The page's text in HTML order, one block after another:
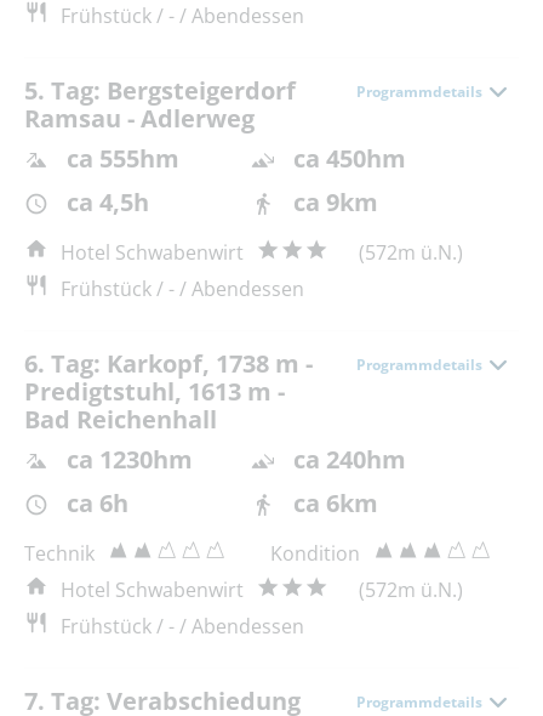
Frühstück / - / Abendessen
5. Tag: Bergsteigerdorf
Ramsau - Adlerweg
Programmdetails
ca 555hm
ca 450hm
ca 4,5h
ca 9km
Hotel Schwabenwirt
(572m ü.N.)
Frühstück / - / Abendessen
6. Tag: Karkopf, 1738 m -
Predigtstuhl, 1613 m -
Bad Reichenhall
Programmdetails
ca 1230hm
ca 240hm
ca 6h
ca 6km
Technik
Kondition
Hotel Schwabenwirt
(572m ü.N.)
Frühstück / - / Abendessen
7. Tag: Verabschiedung Programmdetails